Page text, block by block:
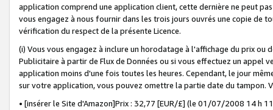
application comprend une application client, cette dernière ne peut
vous engagez à nous fournir dans les trois jours ouvrés une copie de
vérification du respect de la présente Licence.
(i) Vous vous engagez à inclure un horodatage à l'affichage du prix
Publicitaire à partir de Flux de Données ou si vous effectuez un appel
application moins d'une fois toutes les heures. Cependant, le jour
sur votre application, vous pouvez omettre la partie date du tampon.
• [insérer le Site d'Amazon]Prix : 32,77 [EUR/£] (le 01/07/2008 14 h